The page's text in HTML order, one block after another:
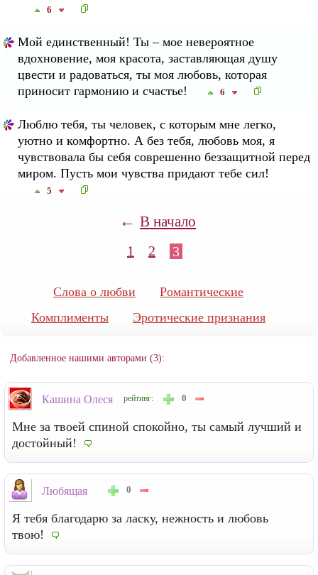
6
Мой единственный! Ты – мое невероятное
вдохновение, моя красота, заставляющая душу
цвести и радоваться, ты моя любовь, которая
приносит гармонию и счастье!
6
Люблю тебя, ты человек, с которым мне легко,
уютно и комфортно. А без тебя, любовь моя, я
чувствовала бы себя соврешенно беззащитной перед
миром. Пусть мои чувства придают тебе сил!
5
← В начало
1 2 3
Слова о любви
Романтические
Комплименты
Эротические признания
Добавленное нашими авторами (3):
Кашина Олеся рейтинг: 0
Мне за твоей спиной спокойно, ты самый лучший и
достойный!
Любящая 0
Я тебя благодарю за ласку, нежность и любовь
твою!